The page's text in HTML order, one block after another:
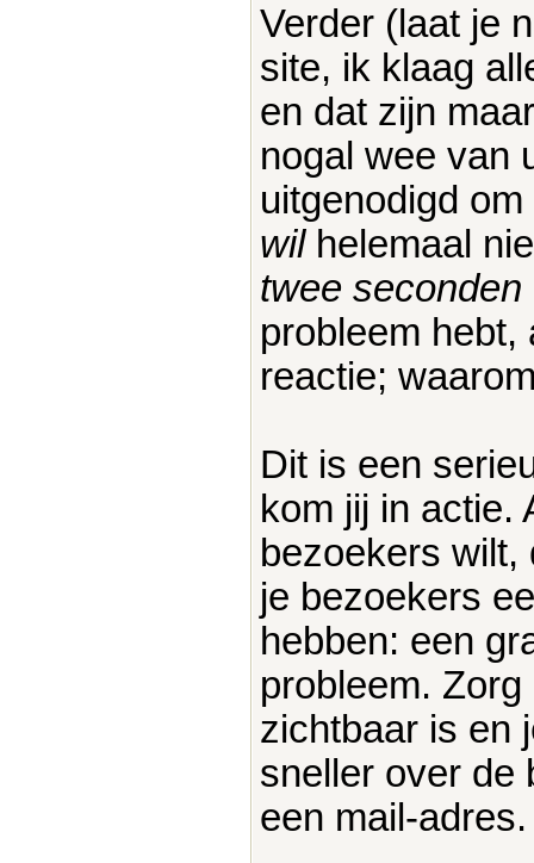
Verder (laat je
site, ik klaag
en dat zijn
nogal wee van
uitgenodigd
wil helemaal
twee seconden
probleem
reactie;
Dit is een
kom jij in actie.
bezoekers
je bezoekers
hebben: een
probleem.
zichtbaar is en
sneller over de
een mail-adres.